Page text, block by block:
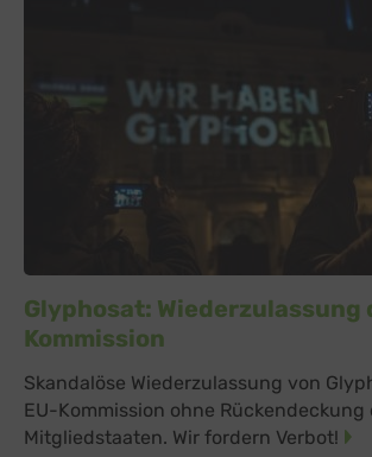
Glyphosat: Wiederzulassung
Kommission
Skandalöse Wiederzulassung von
EU-Kommission ohne Rückendeckung
Mitgliedstaaten. Wir fordern Verbot!